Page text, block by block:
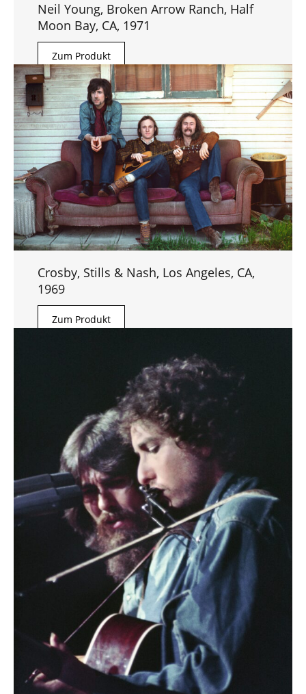
Neil Young, Broken Arrow Ranch, Half
Moon Bay, CA, 1971
Zum Produkt
Crosby, Stills & Nash, Los Angeles, CA,
1969
Zum Produkt